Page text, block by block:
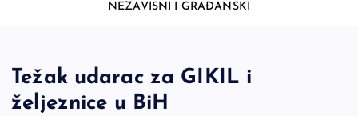
NEZAVISNI I GRAĐANSKI
Težak udarac za GIKIL i
željeznice u BiH